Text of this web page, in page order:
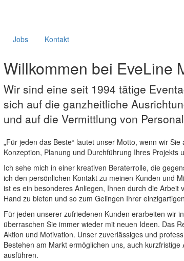
Jobs Kontakt
Willkommen bei EveLine
Wir sind eine seit 1994 tätige
sich auf die ganzheitliche
und auf die Vermittlung von
„Für jeden das Beste“ lautet unser Motto, wenn wir
Konzeption, Planung und Durchführung Ihres Projekts
Ich sehe mich in einer kreativen Beraterrolle, die
ich den persönlichen Kontakt zu meinen Kunden und
ist es ein besonderes Anliegen, Ihnen durch die Arbeit
Hand zu bieten und so zum Gelingen Ihrer
Für jeden unserer zufriedenen Kunden erarbeiten wir
überraschen Sie immer wieder mit neuen Ideen. Das
Aktion und Motivation. Unser zuverlässiges und
Bestehen am Markt ermöglichen uns, auch
ausführen.